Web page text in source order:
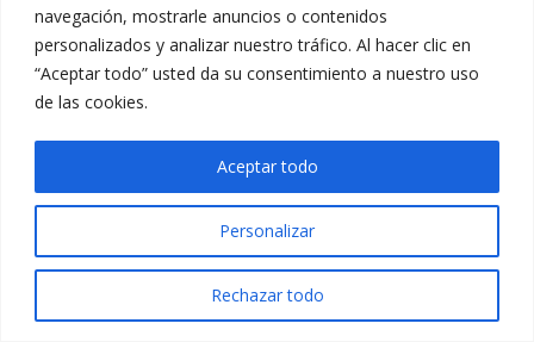
navegación, mostrarle anuncios o contenidos
personalizados y analizar nuestro tráfico. Al hacer clic en
“Aceptar todo” usted da su consentimiento a nuestro uso
de las cookies.
Personalizar
Rechazar todo
Aceptar todo